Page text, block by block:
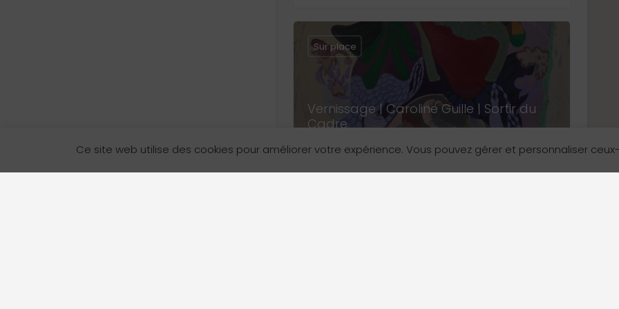
Vernissage | Caroline Guille | Sortir du
Cadre
17 septembre 2026 18:00 - 17 septembre 2026 20:00
Sur place
Ce site web utilise des cookies pour améliorer votre expérience. Vous pouvez gérer et personnaliser